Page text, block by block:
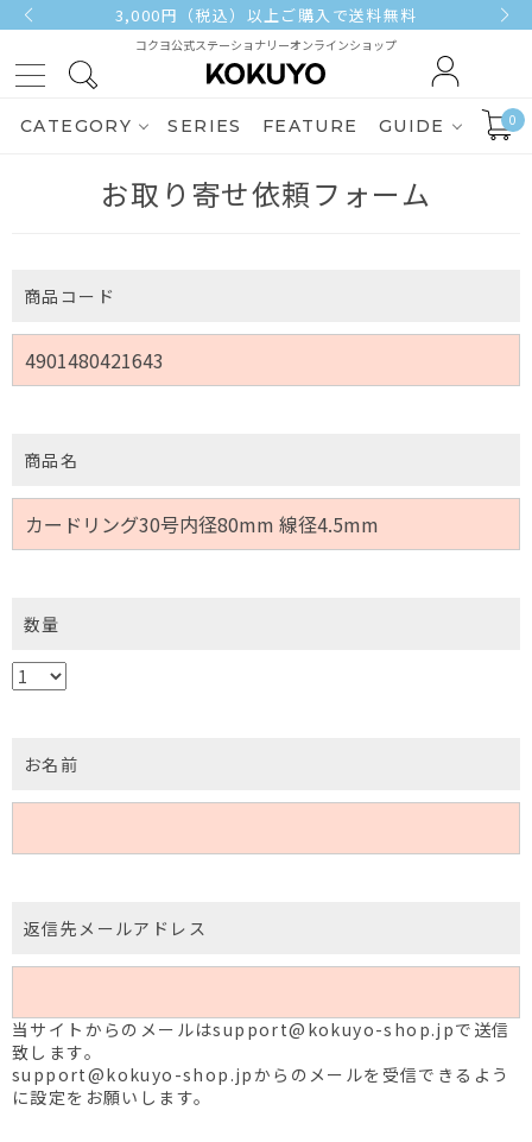
3,000円（税込）以上ご購入で送料無料
コクヨ公式ステーショナリーオンラインショップ
CATEGORY SERIES FEATURE GUIDE 0
お取り寄せ依頼フォーム
商品コード
商品名
数量
お名前
返信先メールアドレス
当サイトからのメールはsupport@kokuyo-shop.jpで送信
致します。
support@kokuyo-shop.jpからのメールを受信できるよう
に設定をお願いします。